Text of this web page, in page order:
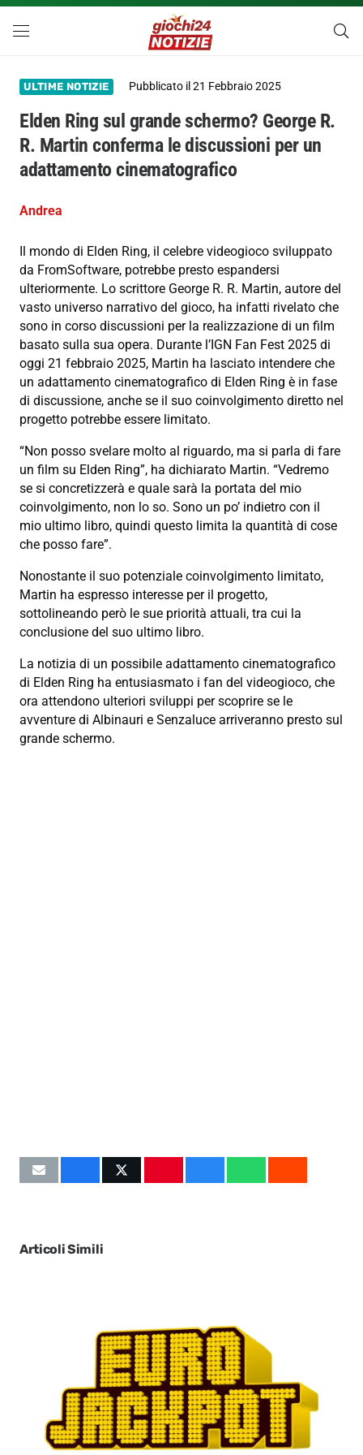
ULTIME NOTIZIE Pubblicato il21 Febbraio 2025
Elden Ring sul grande schermo? George R.
R. Martin conferma le discussioni per un
adattamento cinematografico
Andrea
Il mondo di Elden Ring, il celebre videogioco sviluppato
da FromSoftware, potrebbe presto espandersi
ulteriormente. Lo scrittore George R. R. Martin, autore del
vasto universo narrativo del gioco, ha infatti rivelato che
sono in corso discussioni per la realizzazione di un film
basato sulla sua opera. Durante l’IGN Fan Fest 2025 di
oggi 21 febbraio 2025, Martin ha lasciato intendere che
un adattamento cinematografico di Elden Ring è in fase
di discussione, anche se il suo coinvolgimento diretto nel
progetto potrebbe essere limitato.
“Non posso svelare molto al riguardo, ma si parla di fare
un film su Elden Ring”, ha dichiarato Martin. “Vedremo
se si concretizzerà e quale sarà la portata del mio
coinvolgimento, non lo so. Sono un po’ indietro con il
mio ultimo libro, quindi questo limita la quantità di cose
che posso fare”.
Nonostante il suo potenziale coinvolgimento limitato,
Martin ha espresso interesse per il progetto,
sottolineando però le sue priorità attuali, tra cui la
conclusione del suo ultimo libro.
La notizia di un possibile adattamento cinematografico
di Elden Ring ha entusiasmato i fan del videogioco, che
ora attendono ulteriori sviluppi per scoprire se le
avventure di Albinauri e Senzaluce arriveranno presto sul
grande schermo.
Articoli Simili